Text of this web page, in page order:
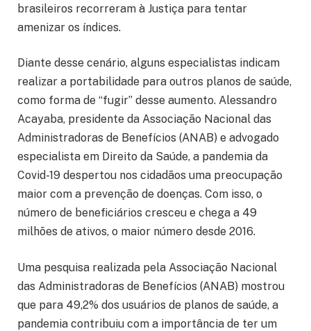
brasileiros recorreram à Justiça para tentar
amenizar os índices.
Diante desse cenário, alguns especialistas indicam
realizar a portabilidade para outros planos de saúde,
como forma de “fugir” desse aumento. Alessandro
Acayaba, presidente da Associação Nacional das
Administradoras de Benefícios (ANAB) e advogado
especialista em Direito da Saúde, a pandemia da
Covid-19 despertou nos cidadãos uma preocupação
maior com a prevenção de doenças. Com isso, o
número de beneficiários cresceu e chega a 49
milhões de ativos, o maior número desde 2016.
Uma pesquisa realizada pela Associação Nacional
das Administradoras de Benefícios (ANAB) mostrou
que para 49,2% dos usuários de planos de saúde, a
pandemia contribuiu com a importância de ter um